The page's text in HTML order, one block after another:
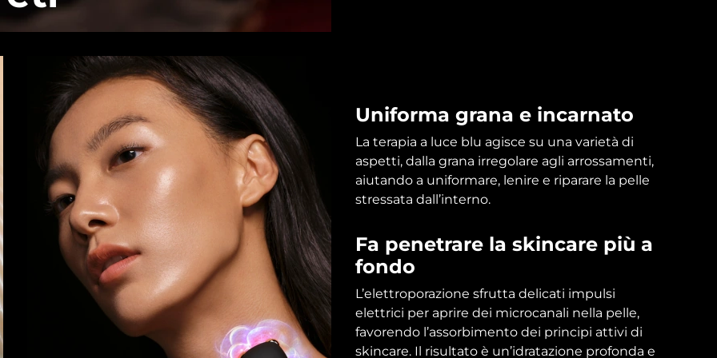
Uniforma grana e incarnato
La terapia a luce blu agisce su una varietà di
aspetti, dalla grana irregolare agli arrossamenti,
aiutando a uniformare, lenire e riparare la pelle
stressata dall’interno.
Fa penetrare la skincare più a
fondo
L’elettroporazione sfrutta delicati impulsi
elettrici per aprire dei microcanali nella pelle,
favorendo l’assorbimento dei principi attivi di
skincare. Il risultato è un’idratazione profonda e